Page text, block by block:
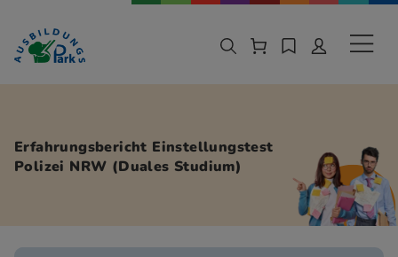
Zur Navigation springen
Zu den Hauptinhalten springen
Erfahrungsbericht Einstellungstest
Polizei NRW (Duales Studium)